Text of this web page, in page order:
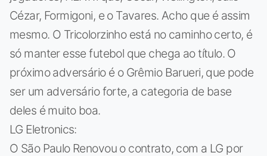
Cézar, Formigoni, e o Tavares. Acho que é assim
mesmo. O Tricolorzinho está no caminho certo, é
só manter esse futebol que chega ao título. O
próximo adversário é o Grêmio Barueri, que pode
ser um adversário forte, a categoria de base
deles é muito boa.
LG Eletronics:
O São Paulo Renovou o contrato, com a LG por